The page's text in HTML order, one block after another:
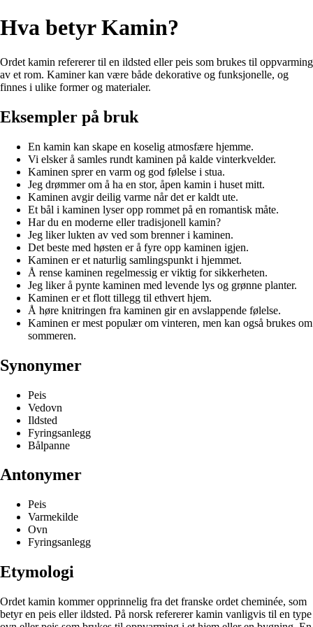
Hva betyr Kamin?
Ordet kamin refererer til en ildsted eller peis som brukes til oppvarming
av et rom. Kaminer kan være både dekorative og funksjonelle, og
finnes i ulike former og materialer.
Eksempler på bruk
En kamin kan skape en koselig atmosfære hjemme.
Vi elsker å samles rundt kaminen på kalde vinterkvelder.
Kaminen sprer en varm og god følelse i stua.
Jeg drømmer om å ha en stor, åpen kamin i huset mitt.
Kaminen avgir deilig varme når det er kaldt ute.
Et bål i kaminen lyser opp rommet på en romantisk måte.
Har du en moderne eller tradisjonell kamin?
Jeg liker lukten av ved som brenner i kaminen.
Det beste med høsten er å fyre opp kaminen igjen.
Kaminen er et naturlig samlingspunkt i hjemmet.
Å rense kaminen regelmessig er viktig for sikkerheten.
Jeg liker å pynte kaminen med levende lys og grønne planter.
Kaminen er et flott tillegg til ethvert hjem.
Å høre knitringen fra kaminen gir en avslappende følelse.
Kaminen er mest populær om vinteren, men kan også brukes om
sommeren.
Synonymer
Peis
Vedovn
Ildsted
Fyringsanlegg
Bålpanne
Antonymer
Peis
Varmekilde
Ovn
Fyringsanlegg
Etymologi
Ordet kamin kommer opprinnelig fra det franske ordet cheminée, som
betyr en peis eller ildsted. På norsk refererer kamin vanligvis til en type